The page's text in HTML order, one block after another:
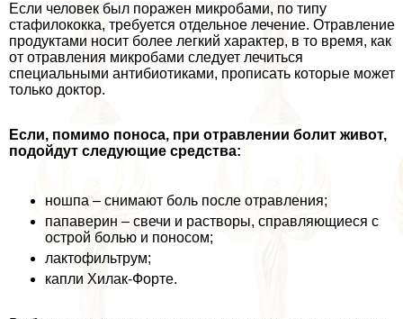
Если человек был поражен микробами, по типу
стафилококка, требуется отдельное лечение. Отравление
продуктами носит более легкий хаpaктер, в то время, как
от отравления микробами следует лечиться
специальными антибиотиками, прописать которые может
только доктор.
Если, помимо поноса, при отравлении болит живот,
подойдут следующие средства:
ношпа – снимают боль после отравления;
папаверин – свечи и растворы, справляющиеся с
острой болью и поносом;
лактофильтрум;
капли Хилак-Форте.